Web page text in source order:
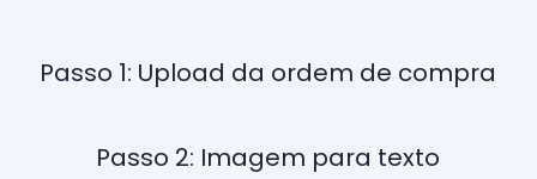
Passo 1: Upload da ordem de compra
Passo 2: Imagem para texto